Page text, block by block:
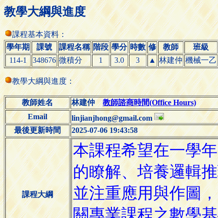
教學大綱與進度
課程基本資料：
學年期
課號 課程名稱 階段 學分 時數 修 教師
班級
114-1
348676 微積分 1 3.0 3 ▲ 林建仲 機械一乙
教學大綱與進度：
教師姓名 林建仲教師諮商時間(Office Hours)
Email
linjianjhong@gmail.com
最後更新時間
2025-07-06 19:43:58
課程大綱